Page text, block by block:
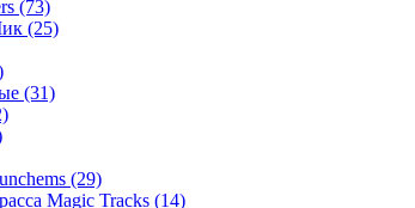
(73)
(25)
(31)
(29)
Magic Tracks (14)